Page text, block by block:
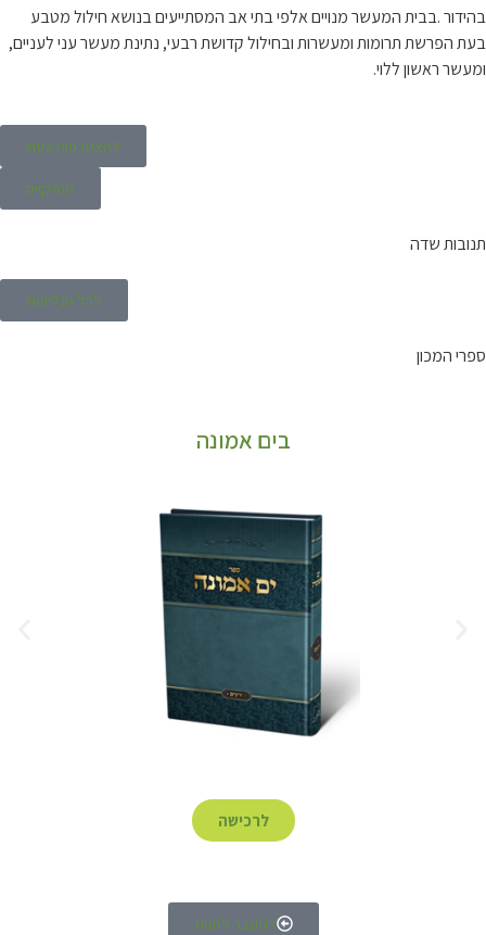
בהידור .בבית המעשר מנויים אלפי בתי אב המסתייעים בנושא חילול מטבע
בעת הפרשת תרומות ומעשרות ובחילול קדושת רבעי, נתינת מעשר עני לעניים,
ומעשר ראשון ללוי.
להצטרפות כעת
מנוי קיים
תנובות שדה
לכל הגליונות
ספרי המכון
בים אמונה
לרכישה
למעבר לחנות